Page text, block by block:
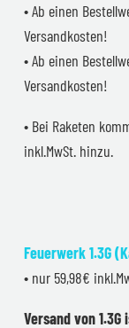
• Ab einen
Versandkosten!
• Ab einen
Versandkosten!
• Bei Raketen
inkl.MwSt. hinzu.
Feuerwerk 1.3G
• nur 59,98€
Versand von